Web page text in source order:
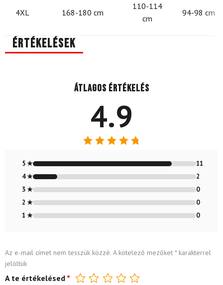
4XL 168-180 cm
110-114
cm
94-98 cm
Értékelések
Átlagos értékelés
4.9
4.85/ 5
5 ★
11
4 ★
2
3 ★
0
2 ★
0
1 ★
0
Az e-mail címet nem tesszük közzé. A kötelező mezőket *karakterrel
jelöltük
A te értékelésed *